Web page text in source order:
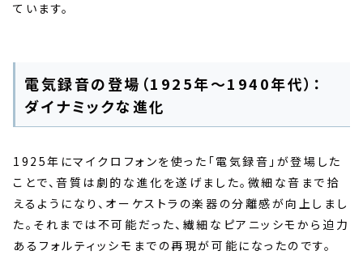
ています。
電気録音の登場（1925年〜1940年代）：
ダイナミックな進化
1925年にマイクロフォンを使った「電気録音」が登場した
ことで、音質は劇的な進化を遂げました。微細な音まで拾
えるようになり、オーケストラの楽器の分離感が向上しまし
た。それまでは不可能だった、繊細なピアニッシモから迫力
あるフォルティッシモまでの再現が可能になったのです。